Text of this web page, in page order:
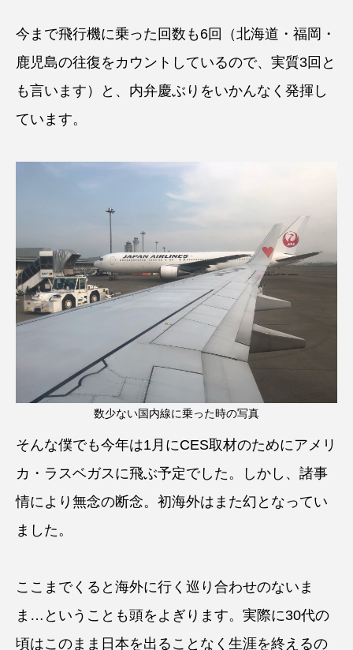
今まで飛行機に乗った回数も6回（北海道・福岡・
鹿児島の往復をカウントしているので、実質3回と
も言います）と、内弁慶ぶりをいかんなく発揮し
ています。
数少ない国内線に乗った時の写真
そんな僕でも今年は1月にCES取材のためにアメリ
カ・ラスベガスに飛ぶ予定でした。しかし、諸事
情により無念の断念。初海外はまた幻となってい
ました。
ここまでくると海外に行く巡り合わせのないま
ま…ということも頭をよぎります。実際に30代の
頃はこのまま日本を出ることなく生涯を終えるの